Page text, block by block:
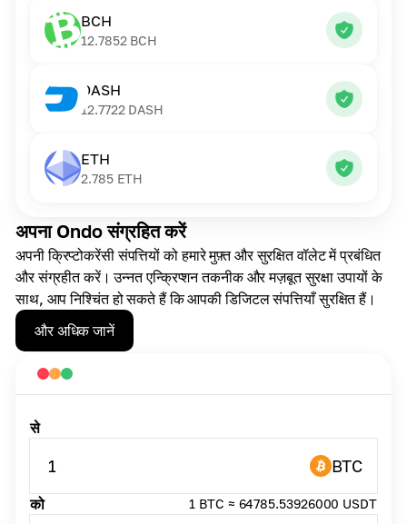
अपना Ondo संग्रहित करें
अपनी क्रिप्टोकरेंसी संपत्तियों को हमारे मुफ़्त और सुरक्षित वॉलेट में प्रबंधित
और संग्रहीत करें। उन्नत एन्क्रिप्शन तकनीक और मज़बूत सुरक्षा उपायों के
साथ, आप निश्चिंत हो सकते हैं कि आपकी डिजिटल संपत्तियाँ सुरक्षित हैं।
और अधिक जानें
BCH
12.7852 BCH
DASH
12.7722 DASH
ETH
2.785 ETH
से
1 BTC
को 1 BTC ≈ 64785.53926000 USDT